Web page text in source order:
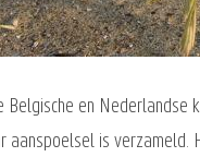
Belgische en
is